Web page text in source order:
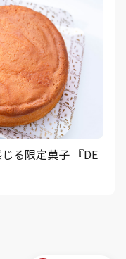
る限定菓子 『DE